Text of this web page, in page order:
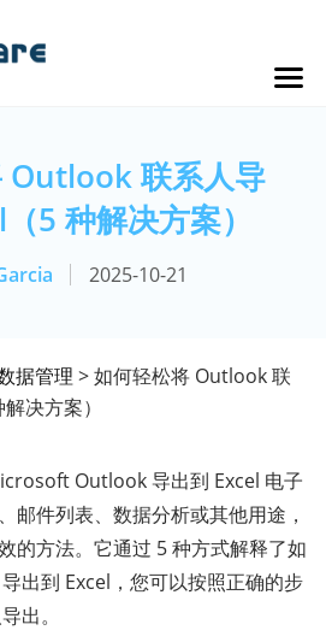
Outlook 联系人导
5 种解决方案）
2025-10-21
据管理 > 如何轻松将 Outlook 联
决方案）
Outlook 导出到 Excel 电子
邮件列表、数据分析或其他用途，
的方法。它通过 5 种方式解释了如
出到 Excel，您可以按照正确的步
出。